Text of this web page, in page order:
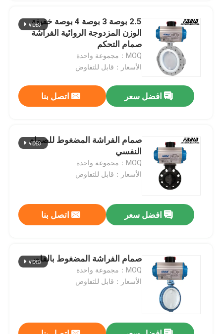
2.5 بوصة 3 بوصة 4 بوصة خفيفة
الوزن المزدوجة الروائية الفراشة
صمام التحكم
MOQ：مجموعة واحدة
الأسعار：قابل للتفاوض
افضل سعر اتصل بنا
صمام الفراشة المضغوط للصمام
النفسي
MOQ：مجموعة واحدة
الأسعار：قابل للتفاوض
افضل سعر اتصل بنا
صمام الفراشة المضغوط بالفلور
MOQ：مجموعة واحدة
الأسعار：قابل للتفاوض